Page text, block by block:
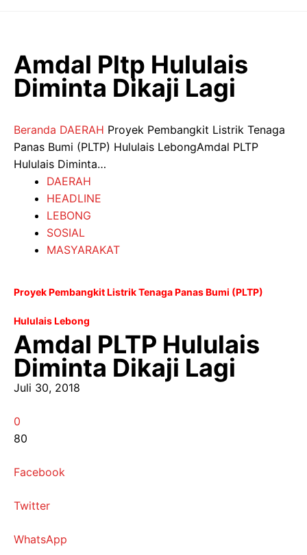
Amdal Pltp Hululais
Diminta Dikaji Lagi
Beranda DAERAH Proyek Pembangkit Listrik Tenaga
Panas Bumi (PLTP) Hululais LebongAmdal PLTP
Hululais Diminta…
DAERAH
HEADLINE
LEBONG
SOSIAL
MASYARAKAT
Proyek Pembangkit Listrik Tenaga Panas Bumi (PLTP)
Hululais Lebong
Amdal PLTP Hululais
Diminta Dikaji Lagi
Juli 30, 2018
0
80
Facebook
Twitter
WhatsApp